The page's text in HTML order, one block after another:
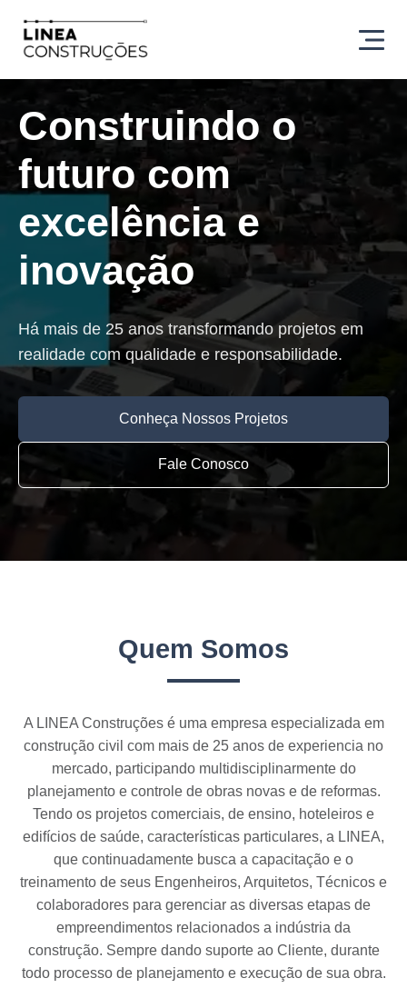
Construindo o
futuro com
excelência e
inovação
Há mais de 25 anos transformando projetos em
realidade com qualidade e responsabilidade.
Conheça Nossos Projetos
Fale Conosco
Quem Somos
A LINEA Construções é uma empresa especializada em
construção civil com mais de 25 anos de experiencia no
mercado, participando multidisciplinarmente do
planejamento e controle de obras novas e de reformas.
Tendo os projetos comerciais, de ensino, hoteleiros e
edifícios de saúde, características particulares, a LINEA,
que continuadamente busca a capacitação e o
treinamento de seus Engenheiros, Arquitetos, Técnicos e
colaboradores para gerenciar as diversas etapas de
empreendimentos relacionados a indústria da
construção. Sempre dando suporte ao Cliente, durante
todo processo de planejamento e execução de sua obra.